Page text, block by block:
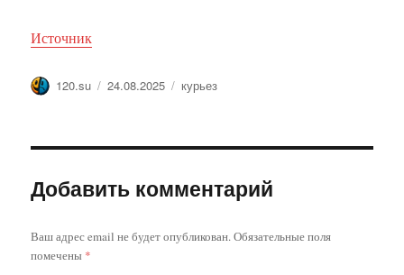
Источник
Автор
120.su Опубликовано
24.08.2025 Метки
курьез
Добавить комментарий
Ваш адрес email не будет опубликован.Обязательные поля
помечены *